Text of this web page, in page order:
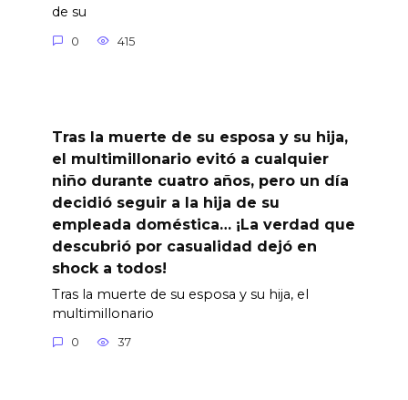
de su
0 415
Tras la muerte de su esposa y su hija,
el multimillonario evitó a cualquier
niño durante cuatro años, pero un día
decidió seguir a la hija de su
empleada doméstica… ¡La verdad que
descubrió por casualidad dejó en
shock a todos!
Tras la muerte de su esposa y su hija, el
multimillonario
0 37